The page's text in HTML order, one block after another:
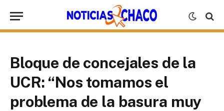
Bloque de concejales de la
UCR: “Nos tomamos el
problema de la basura muy